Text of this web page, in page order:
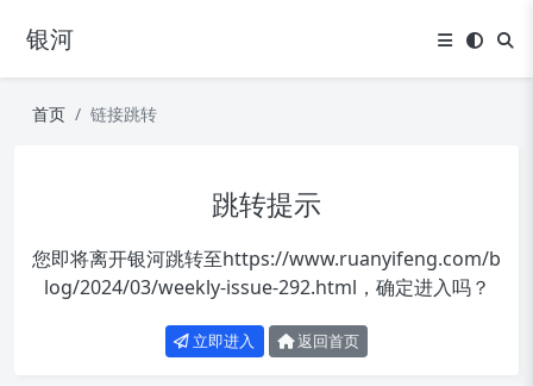
银河
首页 链接跳转
跳转提示
您即将离开银河跳转至https://www.ruanyifeng.com/b
log/2024/03/weekly-issue-292.html ，确定进入吗？
立即进入 返回首页